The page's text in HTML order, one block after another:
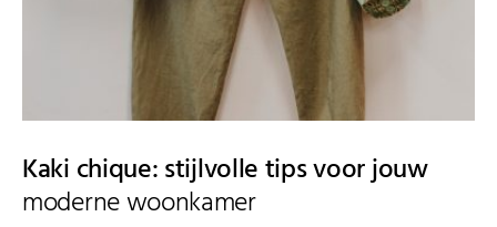
Kaki chique: stijlvolle tips voor jouw
moderne woonkamer